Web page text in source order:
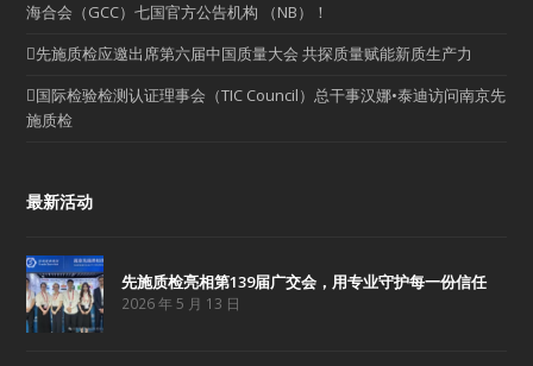
海合会（GCC）七国官方公告机构 （NB）！
先施质检应邀出席第六届中国质量大会 共探质量赋能新质生产力
国际检验检测认证理事会（TIC Council）总干事汉娜•泰迪访问南京先
施质检
最新活动
先施质检亮相第139届广交会，用专业守护每一份信任
2026 年 5 月 13 日